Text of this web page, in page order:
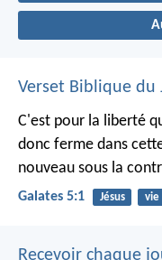
Verset Biblique du
C'est pour la liberté
donc ferme dans
nouveau sous la
Galates 5:1 Jésus vie
Recevoir chaque